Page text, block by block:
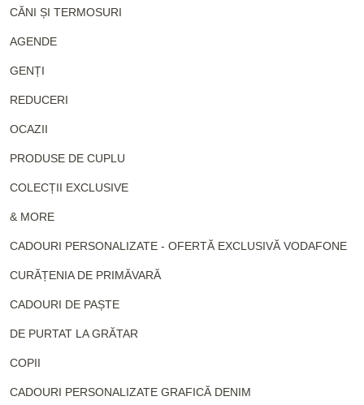
CĂNI ȘI TERMOSURI
AGENDE
GENȚI
REDUCERI
OCAZII
PRODUSE DE CUPLU
COLECȚII EXCLUSIVE
& MORE
CADOURI PERSONALIZATE - OFERTĂ EXCLUSIVĂ VODAFONE
CURĂȚENIA DE PRIMĂVARĂ
CADOURI DE PAȘTE
DE PURTAT LA GRĂTAR
COPII
CADOURI PERSONALIZATE GRAFICĂ DENIM